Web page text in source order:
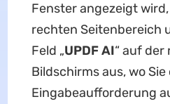
Fenster angezeigt
rechten Seitenbereich
Feld „UPDF AI“ auf der
Bildschirms aus, wo
Eingabeaufforderung